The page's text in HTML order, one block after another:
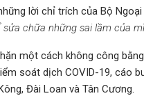
lời chỉ trích của Bộ
chữa những sai lầm của
một cách không công
soát dịch COVID-19, cáo
Đài Loan và Tân Cương.